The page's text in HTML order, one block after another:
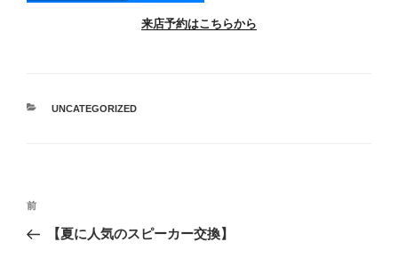
来店予約はこちらから
カ
UNCATEGORIZED
投
過
去
前
【夏に人気のスピーカー交換】